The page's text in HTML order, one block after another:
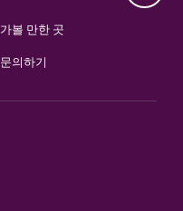
가볼 만한 곳
문의하기